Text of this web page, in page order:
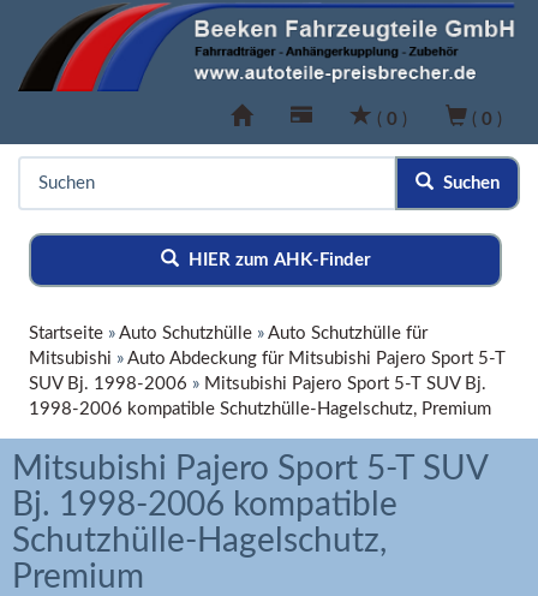
( 0 ) ( 0 )
Suchen
HIER zum AHK-Finder
Startseite » Auto Schutzhülle » Auto Schutzhülle für
Mitsubishi » Auto Abdeckung für Mitsubishi Pajero Sport 5-T
SUV Bj. 1998-2006 » Mitsubishi Pajero Sport 5-T SUV Bj.
1998-2006 kompatible Schutzhülle-Hagelschutz, Premium
Mitsubishi Pajero Sport 5-T SUV
Bj. 1998-2006 kompatible
Schutzhülle-Hagelschutz,
Premium